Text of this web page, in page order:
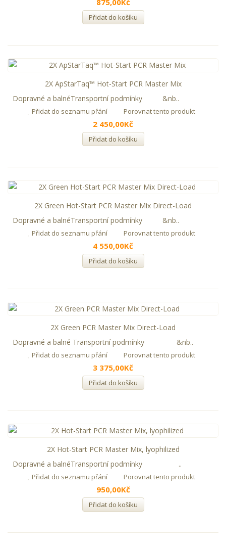
875,00Kč
Přidat do košíku
2X ApStarTaq™ Hot-Start PCR Master Mix
Dopravné a balnéTransportní podmínky &nb..
Přidat do seznamu přání Porovnat tento produkt
2 450,00Kč
Přidat do košíku
2X Green Hot-Start PCR Master Mix Direct-Load
Dopravné a balnéTransportní podmínky &nb..
Přidat do seznamu přání Porovnat tento produkt
4 550,00Kč
Přidat do košíku
2X Green PCR Master Mix Direct-Load
Dopravné a balné Transportní podmínky &nb..
Přidat do seznamu přání Porovnat tento produkt
3 375,00Kč
Přidat do košíku
2X Hot-Start PCR Master Mix, lyophilized
Dopravné a balnéTransportní podmínky ..
Přidat do seznamu přání Porovnat tento produkt
950,00Kč
Přidat do košíku